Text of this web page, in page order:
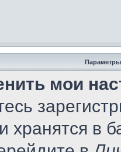
Параметры
мои
хранятся в